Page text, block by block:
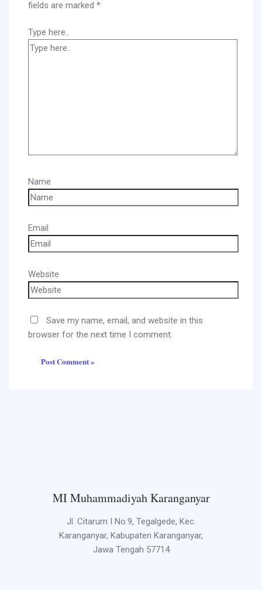
fields are marked*
Type here..
Name
Email
Website
Save my name, email, and website in this
browser for the next time I comment.
MI Muhammadiyah Karanganyar
Jl. Citarum I No.9, Tegalgede, Kec.
Karanganyar, Kabupaten Karanganyar,
Jawa Tengah 57714